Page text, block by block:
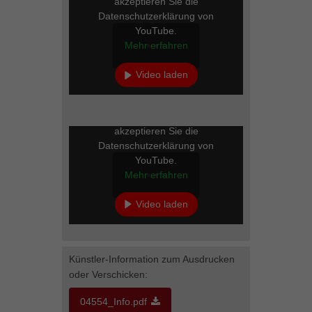
Datenschutzerklärung von
YouTube.
Mehr erfahren
Video laden
akzeptieren Sie die
Datenschutzerklärung von
YouTube.
Mehr erfahren
Video laden
Künstler-Information zum Ausdrucken
oder Verschicken:
04554_Info.pdf